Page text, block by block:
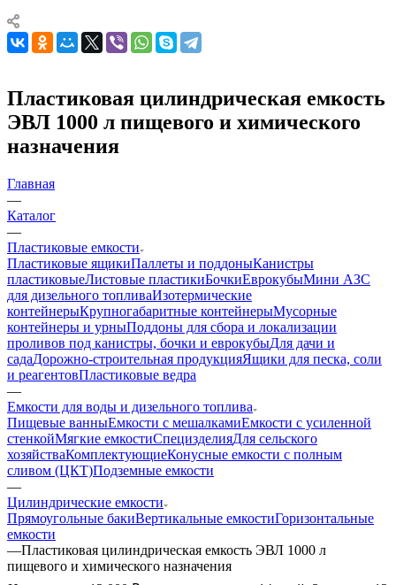
Пластиковая цилиндрическая емкость
ЭВЛ 1000 л пищевого и химического
назначения
Главная
—
Каталог
—
Пластиковые емкости
Пластиковые ящикиПаллеты и поддоныКанистры
пластиковыеЛистовые пластикиБочкиЕврокубыМини АЗС
для дизельного топливаИзотермические
контейнерыКрупногабаритные контейнерыМусорные
контейнеры и урныПоддоны для сбора и локализации
проливов под канистры, бочки и еврокубыДля дачи и
садаДорожно-строительная продукцияЯщики для песка, соли
и реагентовПластиковые ведра
—
Емкости для воды и дизельного топлива
Пищевые ванныЕмкости с мешалкамиЕмкости с усиленной
стенкойМягкие емкостиСпецизделияДля сельского
хозяйстваКомплектующиеКонусные емкости с полным
сливом (ЦКТ)Подземные емкости
—
Цилиндрические емкости
Прямоугольные бакиВертикальные емкостиГоризонтальные
емкости
—Пластиковая цилиндрическая емкость ЭВЛ 1000 л
пищевого и химического назначения